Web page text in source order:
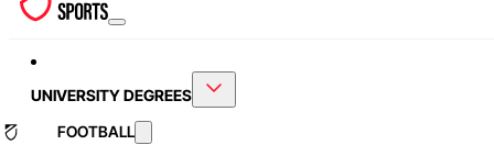
UNIVERSITY DEGREES
FOOTBALL